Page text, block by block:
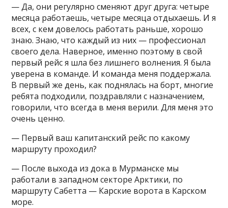
— Да, они регулярно сменяют друг друга: четыре
месяца работаешь, четыре месяца отдыхаешь. И я
всех, с кем довелось работать раньше, хорошо
знаю. Знаю, что каждый из них — профессионал
своего дела. Наверное, именно поэтому в свой
первый рейс я шла без лишнего волнения. Я была
уверена в команде. И команда меня поддержала.
В первый же день, как поднялась на борт, многие
ребята подходили, поздравляли с назначением,
говорили, что всегда в меня верили. Для меня это
очень ценно.
— Первый ваш капитанский рейс по какому
маршруту проходил?
— После выхода из дока в Мурманске мы
работали в западном секторе Арктики, по
маршруту Сабетта — Карские ворота в Карском
море.